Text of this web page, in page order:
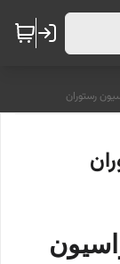
رستوران